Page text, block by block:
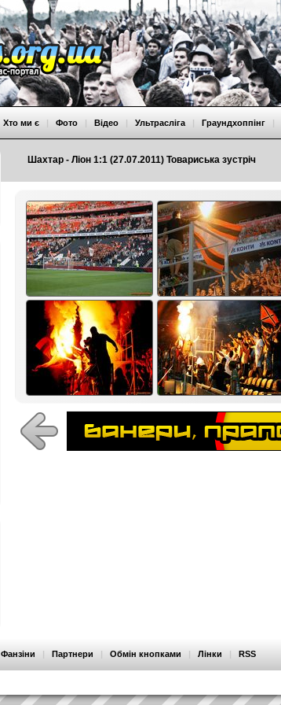
Шахтар - Ліон 1:1 (27.07.2011) Товариська зустріч
Хто ми є | Фото | Відео | Ультрасліга | Граундхоппінг |
Фанзіни | Партнери | Обмін кнопками | Лінки | RSS